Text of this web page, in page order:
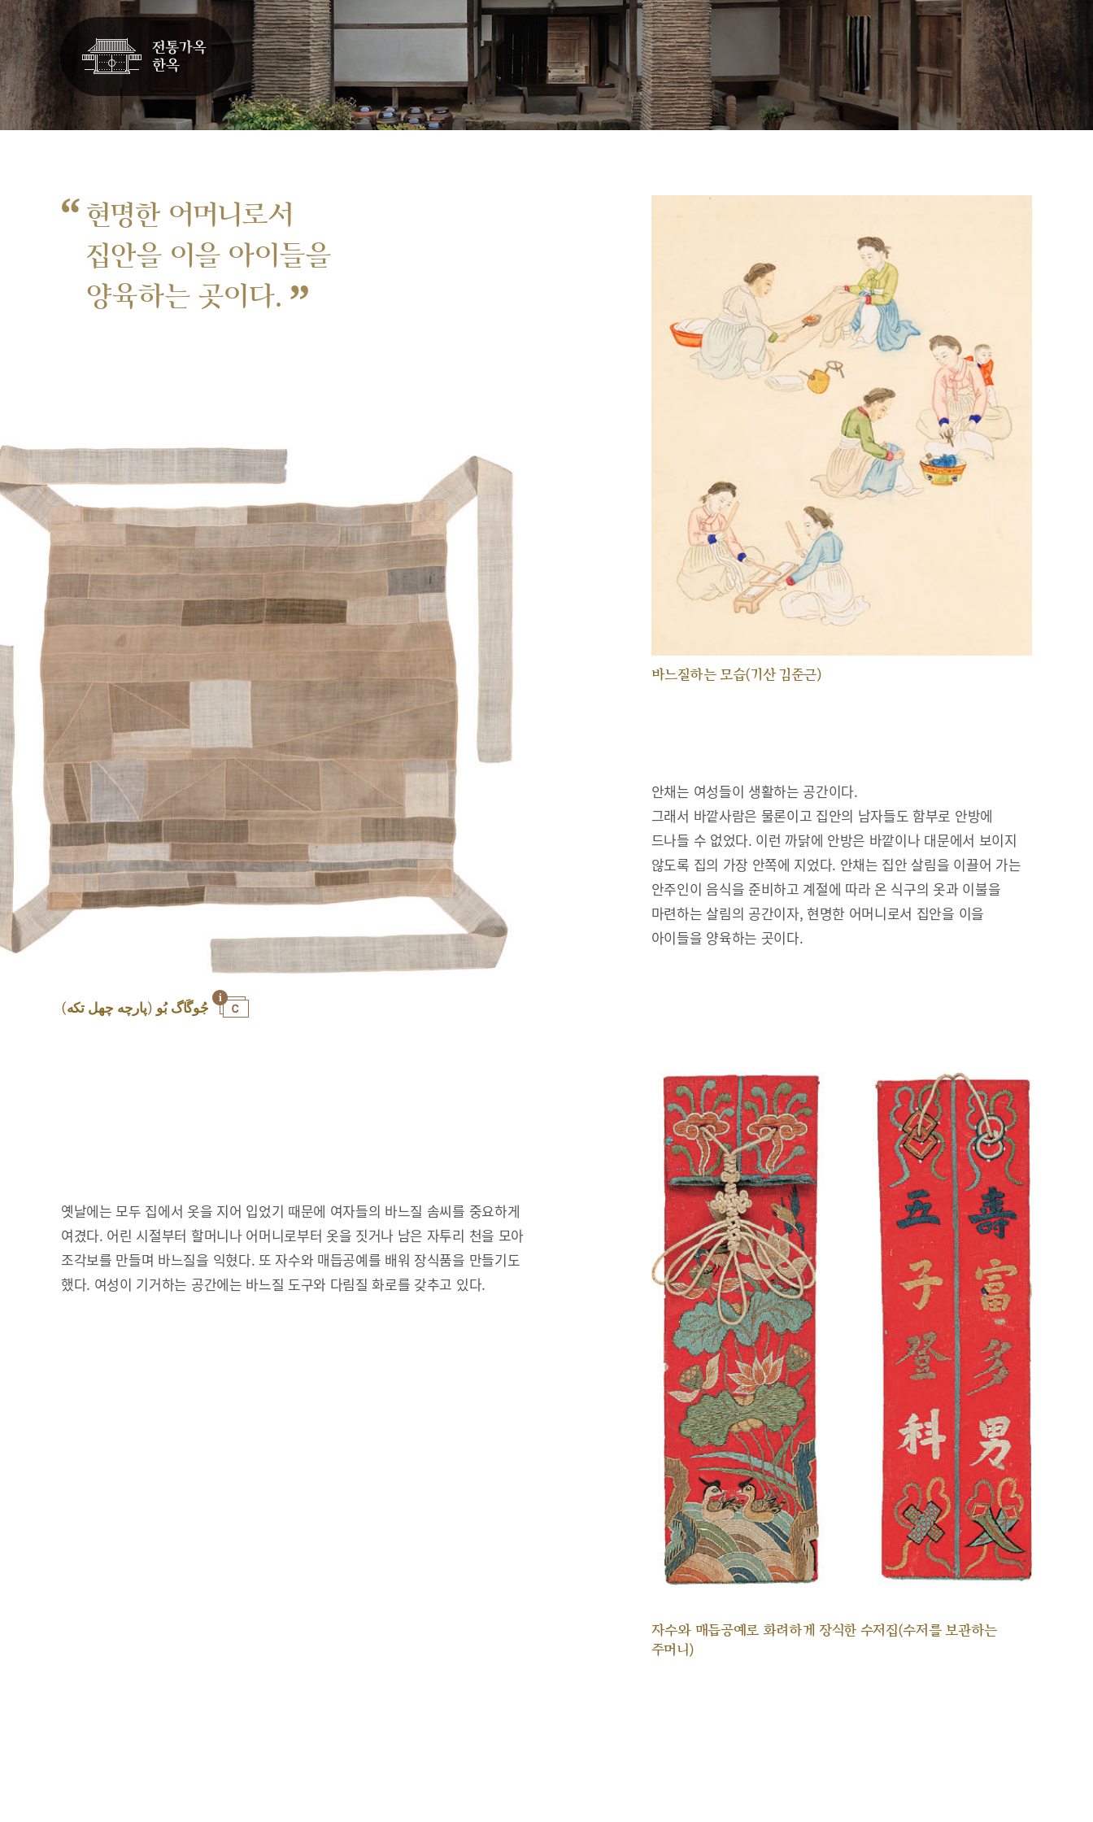
“ 현명한 어머니로서
집안을 이을 아이들을
양육하는 곳이다. ”
바느질하는 모습(기산 김준근)
안채는 여성들이 생활하는 공간이다.
그래서 바깥사람은 물론이고 집안의 남자들도 함부로 안방에
드나들 수 없었다. 이런 까닭에 안방은 바깥이나 대문에서 보이지
않도록 집의 가장 안쪽에 지었다. 안채는 집안 살림을 이끌어 가는
안주인이 음식을 준비하고 계절에 따라 온 식구의 옷과 이불을
마련하는 살림의 공간이자, 현명한 어머니로서 집안을 이을
아이들을 양육하는 곳이다.
옛날에는 모두 집에서 옷을 지어 입었기 때문에 여자들의 바느질 솜씨를 중요하게
여겼다. 어린 시절부터 할머니나 어머니로부터 옷을 짓거나 남은 자투리 천을 모아
조각보를 만들며 바느질을 익혔다. 또 자수와 매듭공예를 배워 장식품을 만들기도
했다. 여성이 기거하는 공간에는 바느질 도구와 다림질 화로를 갖추고 있다.
자수와 매듭공예로 화려하게 장식한 수저집(수저를 보관하는
주머니)